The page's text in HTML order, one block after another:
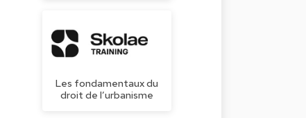
Les fondamentaux du
droit de l’urbanisme